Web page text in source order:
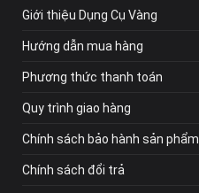
Giới thiệu Dụng Cụ Vàng
Hướng dẫn mua hàng
Phương thức thanh toán
Quy trình giao hàng
Chính sách bảo hành sản phẩm
Chính sách đổi trả